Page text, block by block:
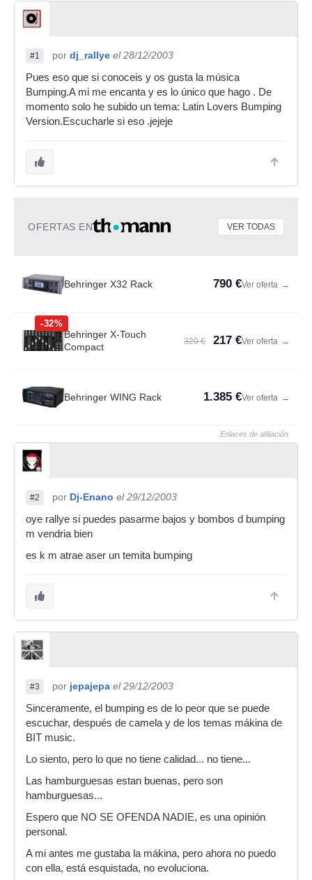
#1 por dj_rallye el 28/12/2003
Pues eso que si conoceis y os gusta la música
Bumping.A mi me encanta y es lo único que hago . De
momento solo he subido un tema: Latin Lovers Bumping
Version.Escucharle si eso .jejeje
OFERTAS EN VER TODAS
Behringer X32 Rack 790 €Ver oferta →
-32%
Behringer X-Touch
Compact
320 € 217 €Ver oferta →
Behringer WING Rack 1.385 €Ver oferta →
Enlaces de afiliación
#2 por Dj-Enano el 29/12/2003
oye rallye si puedes pasarme bajos y bombos d bumping
m vendria bien
es k m atrae aser un temita bumping
#3 por jepajepa el 29/12/2003
Sinceramente, el bumping es de lo peor que se puede
escuchar, después de camela y de los temas mákina de
BIT music.
Lo siento, pero lo que no tiene calidad... no tiene...
Las hamburguesas estan buenas, pero son
hamburguesas...
Espero que NO SE OFENDA NADIE, es una opinión
personal.
A mi antes me gustaba la mákina, pero ahora no puedo
con ella, está esquistada, no evoluciona.